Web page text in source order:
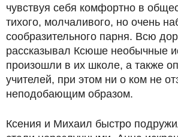
чувствуя себя комфортно в
тихого, молчаливого, но очень
сообразительного парня. Всю
рассказывал Ксюше необычные
произошли в их школе, а также
учителей, при этом ни о ком не
неподобающим образом.
Ксения и Михаил быстро